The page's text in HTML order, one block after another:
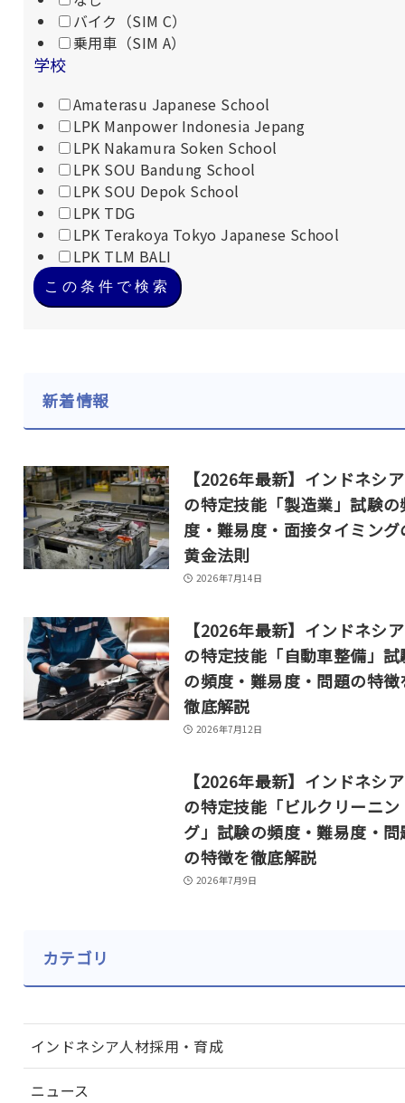
バイク（SIM C）
乗用車（SIM A）
学校
Amaterasu Japanese School
LPK Manpower Indonesia Jepang
LPK Nakamura Soken School
LPK SOU Bandung School
LPK SOU Depok School
LPK TDG
LPK Terakoya Tokyo Japanese School
LPK TLM BALI
この条件で検索
新着情報
【2026年最新】インドネシ
の特定技能「製造業」試験の
度・難易度・面接タイミング
黄金法則
2026年7月14日
【2026年最新】インドネシ
の特定技能「自動車整備」試
の頻度・難易度・問題の特徴
徹底解説
2026年7月12日
【2026年最新】インドネシ
の特定技能「ビルクリーニン
グ」試験の頻度・難易度・問
の特徴を徹底解説
2026年7月9日
カテゴリ
インドネシア人材採用・育成
ニュース